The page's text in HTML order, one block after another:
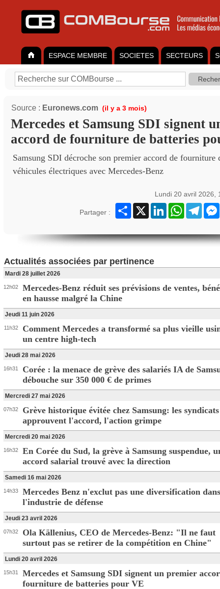
ESPACE MEMBRE SOCIETES SECTEURS
Source : Euronews.com (il y a 3 mois)
Mercedes et Samsung SDI signent
accord de fourniture de batteries
Samsung SDI décroche son premier accord de fourniture
véhicules électriques avec Mercedes-Benz
Lundi 20 avril 2026,
Partager :
Partager
X LinkedInWhatsApp
Actualités associées par pertinence
Mardi 28 juillet 2026
12h02
Mercedes-Benz réduit ses prévisions de ventes,
en hausse malgré la Chine
Jeudi 11 juin 2026
11h32
Comment Mercedes a transformé sa plus vieille
un centre high-tech
Jeudi 28 mai 2026
16h31
Corée : la menace de grève des salariés IA de
débouche sur 350 000 € de primes
Mercredi 27 mai 2026
07h32
Grève historique évitée chez Samsung: les syndicats
approuvent l'accord, l'action grimpe
Mercredi 20 mai 2026
16h32
En Corée du Sud, la grève à Samsung suspendue,
accord salarial trouvé avec la direction
Samedi 16 mai 2026
14h33
Mercedes Benz n'exclut pas une diversification dans
l'industrie de défense
Jeudi 23 avril 2026
07h32
Ola Källenius, CEO de Mercedes-Benz: "Il ne faut
surtout pas se retirer de la compétition en Chine"
Lundi 20 avril 2026
15h31
Mercedes et Samsung SDI signent un premier
fourniture de batteries pour VE